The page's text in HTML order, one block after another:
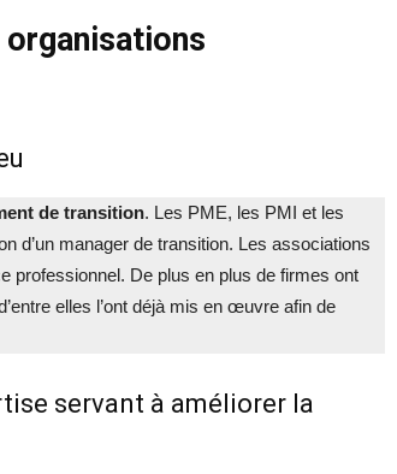
de transition. Les PME, les PMI et les
d’un manager de transition. Les associations
professionnel. De plus en plus de firmes ont
elles l’ont déjà mis en œuvre afin de
servant à améliorer la